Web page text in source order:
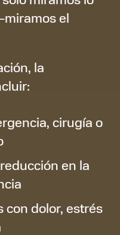
el
la
cirugía o
en la
con dolor, estrés